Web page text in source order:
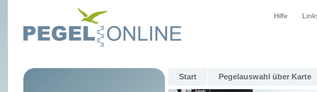
Hilfe
Start Pegelauswahl über Karte